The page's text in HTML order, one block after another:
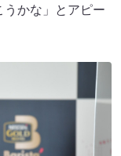
かな」とアピー